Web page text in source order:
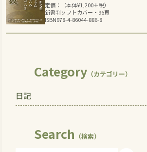
定価：（本体¥1,200＋税）
新書判ソフトカバー・96頁
ISBN978-4-86044-886-8
Category （カテゴリー）
日記
Search （検索）